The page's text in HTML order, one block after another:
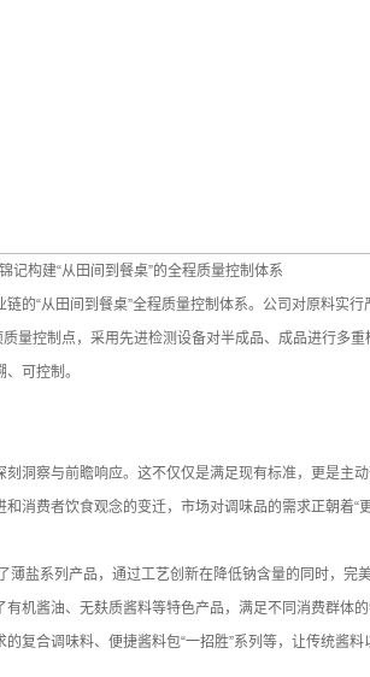
记构建“从田间到餐桌”的全程质量控制体系
的“从田间到餐桌”全程质量控制体系。公司对原料实
量控制点，采用先进检测设备对半成品、成品进行多
可控制。
洞察与前瞻响应。这不仅仅是满足现有标准，更是主动
消费者饮食观念的变迁，市场对调味品的需求正朝着“
薄盐系列产品，通过工艺创新在降低钠含量的同时，完
有机酱油、无麸质酱料等特色产品，满足不同消费群体
复合调味料、便捷酱料包“一招胜”系列等，让传统酱